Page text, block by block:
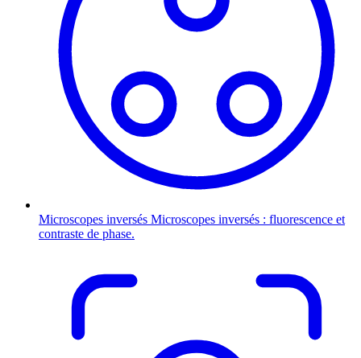
Microscopes inversés Microscopes inversés : fluorescence et
contraste de phase.